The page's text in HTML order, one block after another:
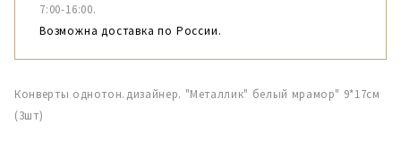
7:00-16:00.
Возможна доставка по России.
Конверты однотон.дизайнер. "Металлик" белый мрамор" 9*17см
(3шт)